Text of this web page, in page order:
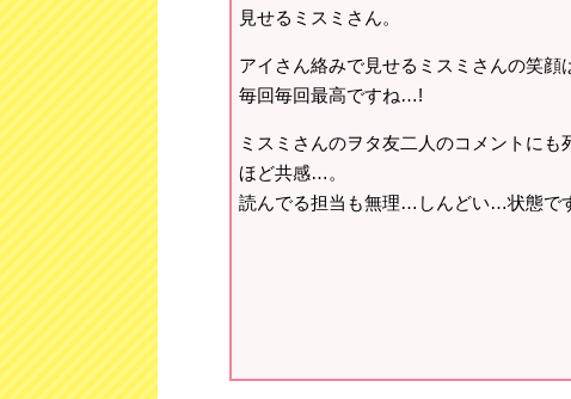
見せるミスミさん。
アイさん絡みで見せるミスミさんの笑顔
毎回毎回最高ですね…!
ミスミさんのヲタ友二人のコメントにも
ほど共感…。
読んでる担当も無理…しんどい…状態で